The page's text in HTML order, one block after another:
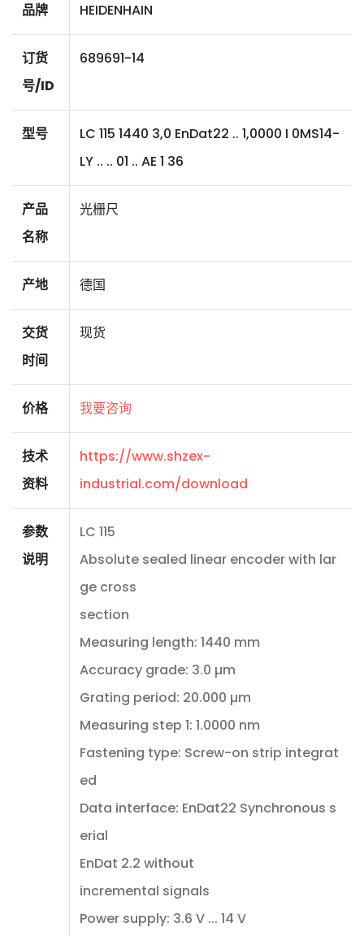
品牌 HEIDENHAIN
订货
号/ID
689691-14
型号
LC 115 1440 3,0 EnDat22 .. 1,0000 I 0MS14-
LY .. .. 01 .. AE 1 36
产品
名称
光栅尺
产地 德国
交货
时间
现货
价格 我要咨询
技术
资料
https://www.shzex-
industrial.com/download
参数
说明
LC 115
Absolute sealed linear encoder with lar
ge cross
section
Measuring length: 1440 mm
Accuracy grade: 3.0 µm
Grating period: 20.000 µm
Measuring step 1: 1.0000 nm
Fastening type: Screw-on strip integrat
ed
Data interface: EnDat22 Synchronous s
erial
EnDat 2.2 without
incremental signals
Power supply: 3.6 V ... 14 V